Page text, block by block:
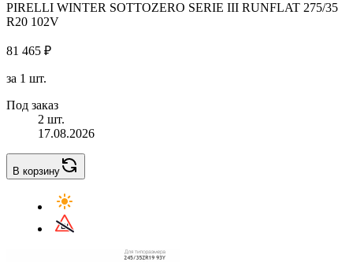
PIRELLI WINTER SOTTOZERO SERIE III RUNFLAT 275/35
R20 102V
81 465 ₽
за 1 шт.
Под заказ
2 шт.
17.08.2026
В корзину